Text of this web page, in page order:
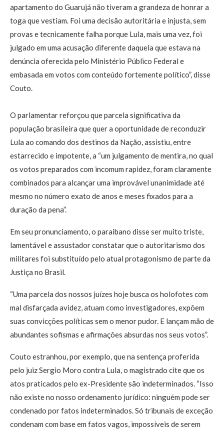
apartamento do Guarujá não tiveram a grandeza de honrar a
toga que vestiam. Foi uma decisão autoritária e injusta, sem
provas e tecnicamente falha porque Lula, mais uma vez, foi
julgado em uma acusação diferente daquela que estava na
denúncia oferecida pelo Ministério Público Federal e
embasada em votos com conteúdo fortemente político”, disse
Couto.
O parlamentar reforçou que parcela significativa da
população brasileira que quer a oportunidade de reconduzir
Lula ao comando dos destinos da Nação, assistiu, entre
estarrecido e impotente, a “um julgamento de mentira, no qual
os votos preparados com incomum rapidez, foram claramente
combinados para alcançar uma improvável unanimidade até
mesmo no número exato de anos e meses fixados para a
duração da pena”.
Em seu pronunciamento, o paraibano disse ser muito triste,
lamentável e assustador constatar que o autoritarismo dos
militares foi substituído pelo atual protagonismo de parte da
Justiça no Brasil.
“Uma parcela dos nossos juízes hoje busca os holofotes com
mal disfarçada avidez, atuam como investigadores, expõem
suas convicções políticas sem o menor pudor. E lançam mão de
abundantes sofismas e afirmações absurdas nos seus votos”.
Couto estranhou, por exemplo, que na sentença proferida
pelo juiz Sergio Moro contra Lula, o magistrado cite que os
atos praticados pelo ex-Presidente são indeterminados. “Isso
não existe no nosso ordenamento jurídico: ninguém pode ser
condenado por fatos indeterminados. Só tribunais de exceção
condenam com base em fatos vagos, impossíveis de serem